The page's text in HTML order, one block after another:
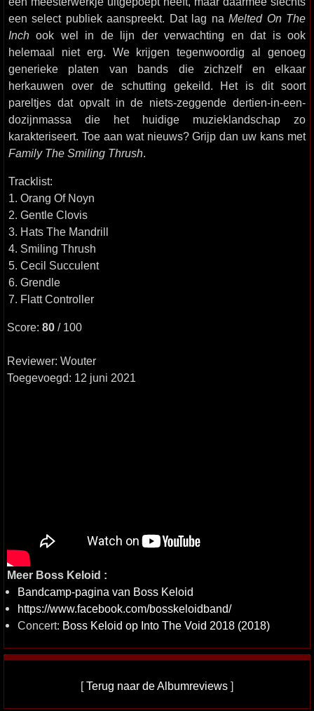
een select publiek aanspreekt. Dat lag naMelted On The
Inch ook wel in de lijn der verwachting en dat is ook
helemaal niet erg. We krijgen tegenwoordig al genoeg
generieke platen van bands die zichzelf en elkaar
herkauwen over de schutting gekeild. Het is dit soort
pareltjes dat opvalt in de niets-zeggende dertien-in-een-
dozijnmassa die het huidige muzieklandschap zo
karakteriseert. Toe aan wat nieuws? Grijp dan uw kans met
Family The Smiling Thrush.
Tracklist:
1. Orang Of Noyn
2. Gentle Clovis
3. Hats The Mandrill
4. Smiling Thrush
5. Cecil Succulent
6. Grendle
7. Flatt Controller
Score: 80 / 100
Reviewer: Wouter
Toegevoegd: 12 juni 2021
Meer Boss Keloid :
Bandcamp-pagina van Boss Keloid
https://www.facebook.com/bosskeloidband/
Concert: Boss Keloid op Into The Void 2018 (2018)
[Terug naar de Albumreviews ]